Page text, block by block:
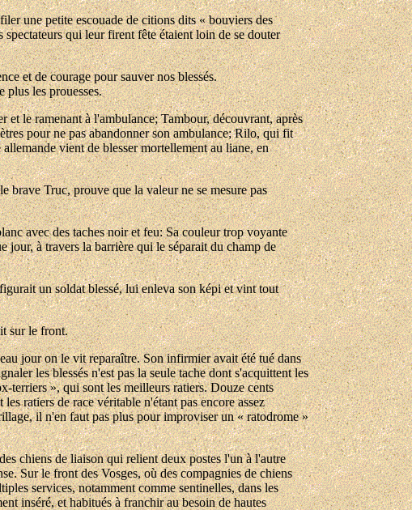
une petite escouade de citions dits « bouviers des
qui leur firent fête étaient loin de se douter
et de courage pour sauver nos blessés.
plus les prouesses.
et le ramenant à l'ambulance; Tambour, découvrant, après
pour ne pas abandonner son ambulance; Rilo, qui fit
vient de blesser mortellement au liane, en
brave Truc, prouve que la valeur ne se mesure pas
avec des taches noir et feu: Sa couleur trop voyante
jour, à travers la barrière qui le séparait du champ de
un soldat blessé, lui enleva son képi et vint tout
sur le front.
jour on le vit reparaître. Son infirmier avait été tué dans
les blessés n'est pas la seule tache dont s'acquittent les
terriers », qui sont les meilleurs ratiers. Douze cents
ratiers de race véritable n'étant pas encore assez
il n'en faut pas plus pour improviser un « ratodrome »
chiens de liaison qui relient deux postes l'un à l'autre
Sur le front des Vosges, où des compagnies de chiens
services, notamment comme sentinelles, dans les
inséré, et habitués à franchir au besoin de hautes